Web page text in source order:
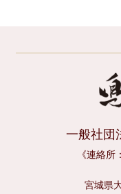
一般社団
《連絡所
宮城県